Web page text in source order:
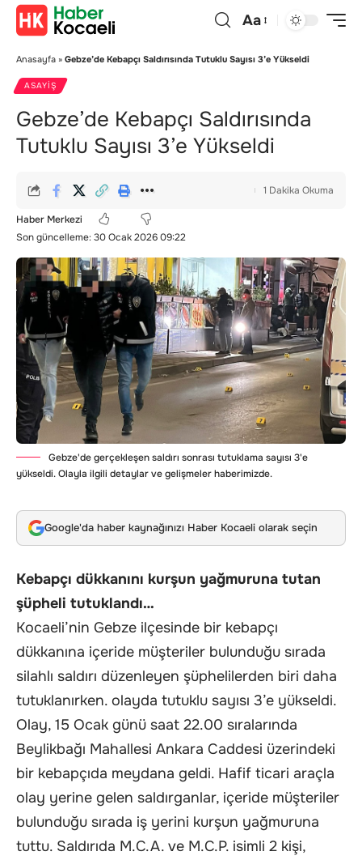
Aa
Anasayfa » Gebze’de Kebapçı Saldırısında Tutuklu Sayısı 3’e Yükseldi
ASAYIŞ
Gebze’de Kebapçı Saldırısında
Tutuklu Sayısı 3’e Yükseldi
Son güncelleme: 30 Ocak 2026 09:22
Haber Merkezi
1 Dakika Okuma
Gebze'de gerçekleşen saldırı sonrası tutuklama sayısı 3'e
yükseldi. Olayla ilgili detaylar ve gelişmeler haberimizde.
Google'da haber kaynağınızı Haber Kocaeli olarak seçin
Kebapçı dükkanını kurşun yağmuruna tutan
şüpheli tutuklandı…
Kocaeli’nin Gebze ilçesinde bir kebapçı
dükkanına içeride müşteriler bulunduğu sırada
silahlı saldırı düzenleyen şüphelilerden biri daha
tutuklanırken. olayda tutuklu sayısı 3’e yükseldi.
Olay, 15 Ocak günü saat 22.00 sıralarında
Beylikbağı Mahallesi Ankara Caddesi üzerindeki
bir kebapçıda meydana geldi. Hafif ticari araçla
olay yerine gelen saldırganlar, içeride müşteriler
bulunduğu sırada iş yerini kurşun yağmuruna
tuttu. Saldırıda M.C.A. ve M.C.P. isimli 2 kişi,